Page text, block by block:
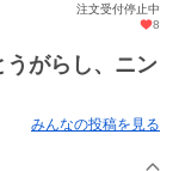
注文受付停止中
8
がらし、ニン
みんなの投稿を見る